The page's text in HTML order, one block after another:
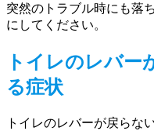
突然のトラブル時にも落
にしてください。
トイレのレバー
る症状
トイレのレバーが戻らな